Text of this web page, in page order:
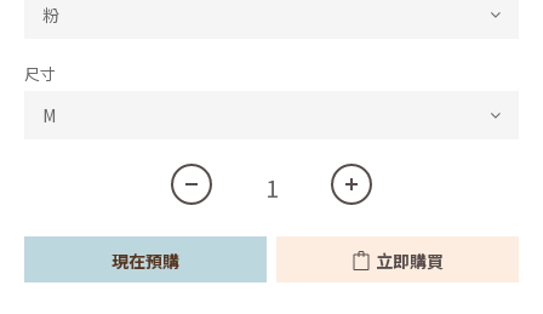
尺寸
現在預購 立即購買